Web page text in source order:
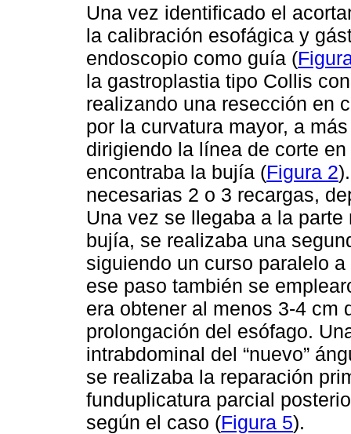
Una vez identificado el
la calibración esofágica y
endoscopio como guía (
la gastroplastia tipo Collis
realizando una resección en
por la curvatura mayor, a
dirigiendo la línea de corte
encontraba la bujía (Figura 2
necesarias 2 o 3 recargas,
Una vez se llegaba a la
bujía, se realizaba una
siguiendo un curso paralelo
ese paso también se
era obtener al menos 3-4 cm
prolongación del esófago.
intrabdominal del “nuevo”
se realizaba la reparación
funduplicatura parcial
según el caso (Figura 5).